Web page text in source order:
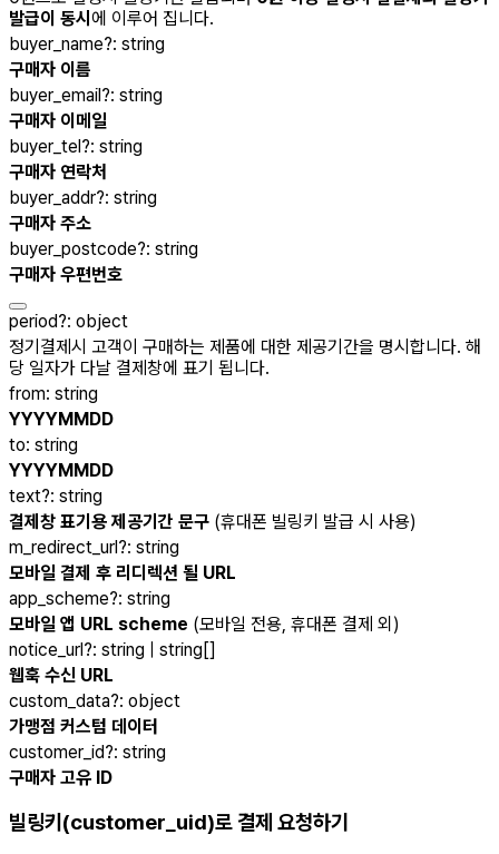
발급이 동시 에 이루어 집니다.
buyer_name?: string
구매자 이름
buyer_email?: string
구매자 이메일
buyer_tel?: string
구매자 연락처
buyer_addr?: string
구매자 주소
buyer_postcode?: string
구매자 우편번호
period?: object
정기결제시 고객이 구매하는 제품에 대한 제공기간을 명시합니다. 해
당 일자가 다날 결제창에 표기 됩니다.
from: string
YYYYMMDD
to: string
YYYYMMDD
text?: string
결제창 표기용 제공기간 문구 (휴대폰 빌링키 발급 시 사용)
m_redirect_url?: string
모바일 결제 후 리디렉션 될 URL
app_scheme?: string
모바일 앱 URL scheme (모바일 전용, 휴대폰 결제 외)
notice_url?: string | string[]
웹훅 수신 URL
custom_data?: object
가맹점 커스텀 데이터
customer_id?: string
구매자 고유 ID
빌링키(customer_uid)로 결제 요청하기